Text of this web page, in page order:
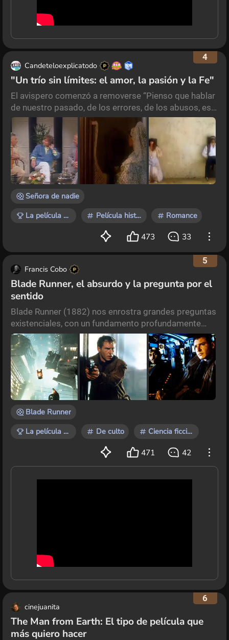
Candeteloexplicatodo
"Un trío sin límites: el amor, la pasión y la Fe"
El avispero comenzó a removerse “Pienso que hablar
de nuestro pasado, de los errores, de los abusos, es
la mejor manera para que no vuelvan a ocurrir”,
palabras de María Luisa Bemberg (año 1987, TV
Función Privada). María Luisa Bemberg nació el 14 de
abril de 1922 en la ciudad de Buenos Aires,
perteneciendo a la cuarta generación de la poderosa
familia propietaria de la “Cervecería Quilmes”. Sus c
Señora de nadie
La película que te marcó Película histórica Romance
473 33
4
Francis Cobo
Blade Runner, el absurdo y la pregunta por el
sentido
Blade Runner (1882) nos enrostra grandes preguntas
existenciales, con un fundamento profundamente
filosófico, y que rara vez puede dejarnos indiferentes.
Esta película logra marcar a quien la mire, cuando los
interrogantes que giran en torno a todos sus
personajes recaen sobre el propio espectador. Dos
son las preguntas que nos arroja esta gran obra
maestra de Ridley Scott. La primera, es ya clási
Blade Runner
La película que te marcó De culto Ciencia ficción
471 42
5
cinejuanita
The Man from Earth: El tipo de película que
más quiero hacer
6